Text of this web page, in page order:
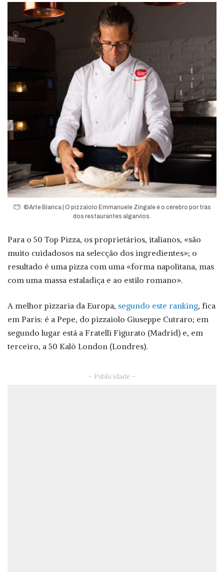
©Arte Bianca | O pizzaiolo Emmanuele Zingale é o cérebro por trás
dos restaurantes algarvios.
Para o 50 Top Pizza, os proprietários, italianos, «são
muito cuidadosos na selecção dos ingredientes»; o
resultado é uma pizza com uma «forma napolitana, mas
com uma massa estaladiça e ao estilo romano».
A melhor pizzaria da Europa, segundo este ranking, fica
em Paris: é a Pepe, do pizzaiolo Giuseppe Cutraro; em
segundo lugar está a Fratelli Figurato (Madrid) e, em
terceiro, a 50 Kalò London (Londres).
– Publicidade –